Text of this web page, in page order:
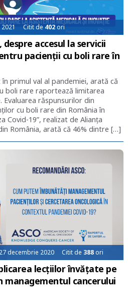
2021 Citit de 402ori
despre accesul la servicii
pacienții cu boli rare în
primul val al pandemiei, arată că
boli rare raportează limitarea
Evaluarea răspunsurilor din
cu boli rare din România în
Covid-19”, realizat de Alianța
România, arată că 46% dintre […]
27 decembrie 2020 Citit de 388 ori
lecțiilor învățate pe
managementul cancerului